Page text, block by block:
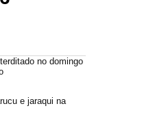
no domingo
e jaraqui na